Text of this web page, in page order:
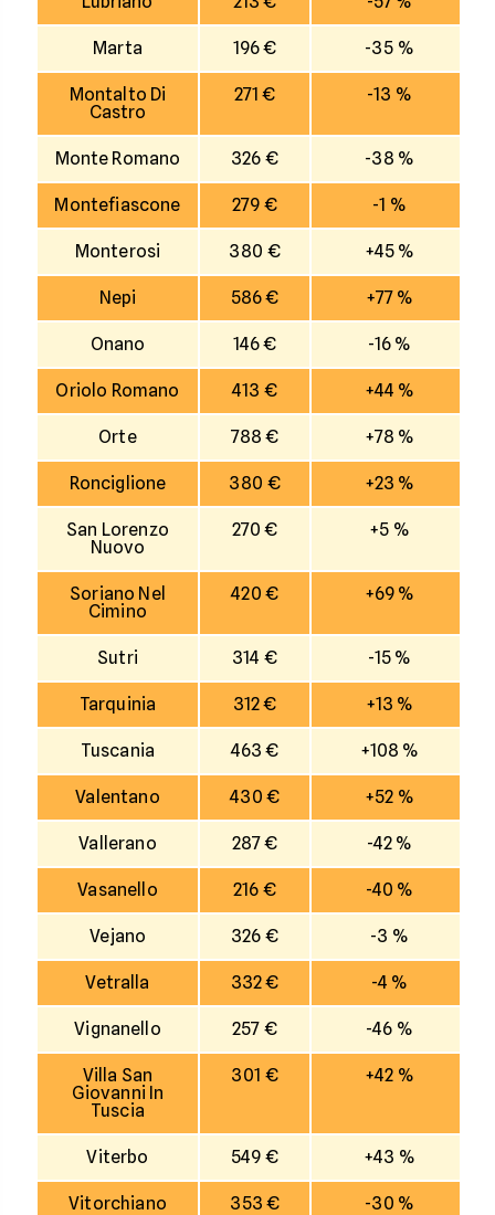
Marta 196 € -35 %
Montalto Di
Castro
271 € -13 %
Monte Romano 326 € -38 %
Montefiascone 279 € -1 %
Monterosi 380 € +45 %
Nepi 586 € +77 %
Onano 146 € -16 %
Oriolo Romano 413 € +44 %
Orte 788 € +78 %
Ronciglione 380 € +23 %
San Lorenzo
Nuovo
270 € +5 %
Soriano Nel
Cimino
420 € +69 %
Sutri 314 € -15 %
Tarquinia 312 € +13 %
Tuscania 463 € +108 %
Valentano 430 € +52 %
Vallerano 287 € -42 %
Vasanello 216 € -40 %
Vejano 326 € -3 %
Vetralla 332 € -4 %
Vignanello 257 € -46 %
Villa San
Giovanni In
Tuscia
301 € +42 %
Viterbo 549 € +43 %
Vitorchiano 353 € -30 %